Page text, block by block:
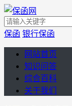
保函 银行保函
网站首页
知识问答
综合百科
关于我们